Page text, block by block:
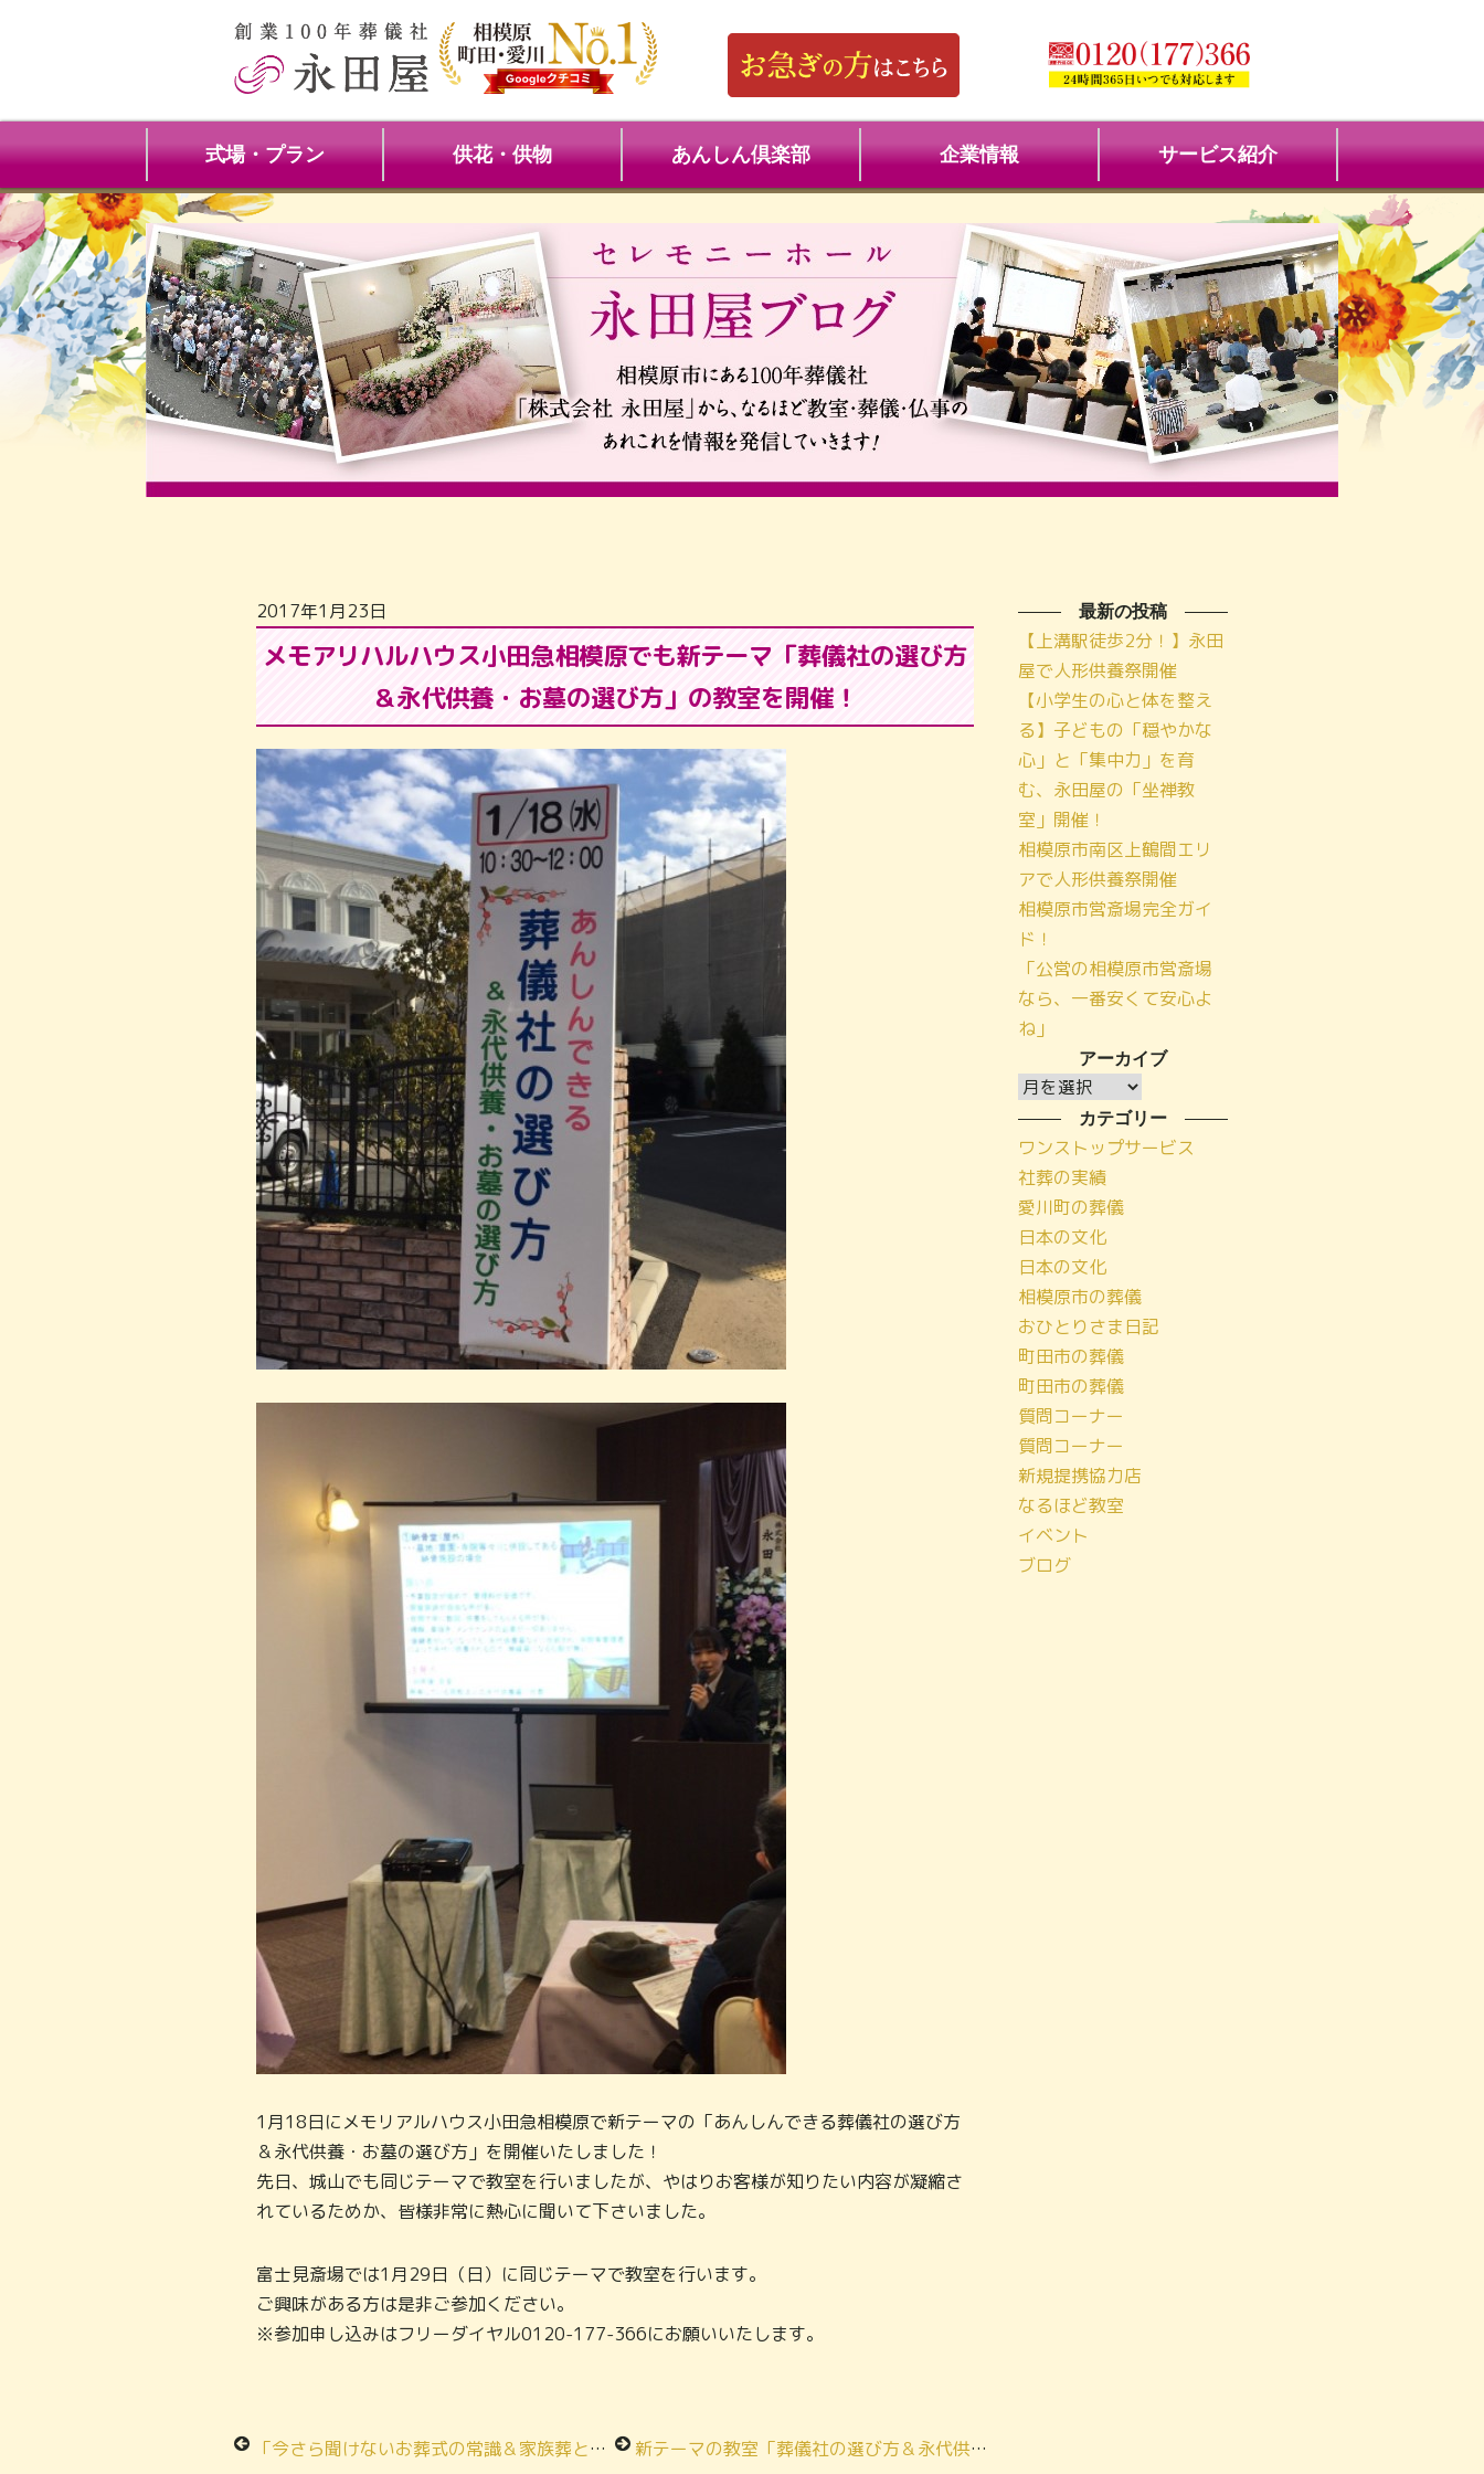
式場・プラン 供花・供物 あんしん倶楽部 企業情報 サービス紹介
2017年1月23日
メモアリハルハウス小田急相模原でも新テーマ「葬儀社の選び方
＆永代供養・お墓の選び方」の教室を開催！
1月18日にメモリアルハウス小田急相模原で新テーマの「あんしんできる葬儀社の選び方
＆永代供養・お墓の選び方」を開催いたしました！
先日、城山でも同じテーマで教室を行いましたが、やはりお客様が知りたい内容が凝縮さ
れているためか、皆様非常に熱心に聞いて下さいました。
富士見斎場では1月29日（日）に同じテーマで教室を行います。
ご興味がある方は是非ご参加ください。
※参加申し込みはフリーダイヤル0120-177-366にお願いいたします。
「今さら聞けないお葬式の常識＆家族葬と一般葬の費用」の教室を開催しました！ 新テーマの教室「葬儀社の選び方＆永代供養・お墓の選び方」をメモリアルハウス城山で開催しました！
最新の投稿
【上溝駅徒歩2分！】永田
屋で人形供養祭開催
【小学生の心と体を整え
る】子どもの「穏やかな
心」と「集中力」を育
む、永田屋の「坐禅教
室」開催！
相模原市南区上鶴間エリ
アで人形供養祭開催
相模原市営斎場完全ガイ
ド！
「公営の相模原市営斎場
なら、一番安くて安心よ
ね」
アーカイブ
ア
ー
カ
イ
ブ
カテゴリー
ワンストップサービス
社葬の実績
愛川町の葬儀
日本の文化
日本の文化
相模原市の葬儀
おひとりさま日記
町田市の葬儀
町田市の葬儀
質問コーナー
質問コーナー
新規提携協力店
なるほど教室
イベント
ブログ